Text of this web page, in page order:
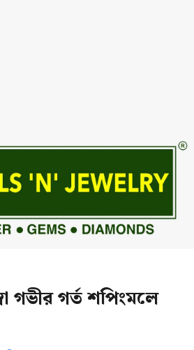
গভীর গর্ত শপিংমলে